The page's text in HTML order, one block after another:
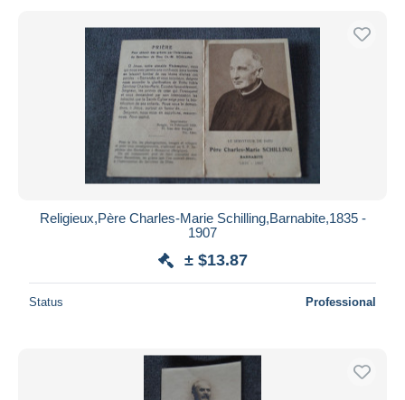
Religieux,Père Charles-Marie Schilling,Barnabite,1835 -
1907
± $13.87
Status Professional